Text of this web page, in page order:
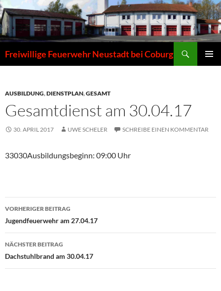
Zum
Inhalt
springen
Freiwillige Feuerwehr Neustadt bei Coburg
AUSBILDUNG,DIENSTPLAN,GESAMT
Gesamtdienst am 30.04.17
30. APRIL 2017 UWE SCHELER SCHREIBE EINEN KOMMENTAR
33030Ausbildungsbeginn: 09:00 Uhr
Beitragsnavigation
VORHERIGER BEITRAG
Jugendfeuerwehr am 27.04.17
NÄCHSTER BEITRAG
Dachstuhlbrand am 30.04.17